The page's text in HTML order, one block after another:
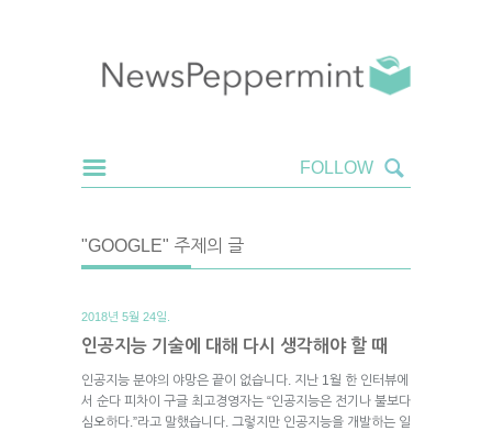
"GOOGLE" 주제의 글
2018년 5월 24일.
인공지능 기술에 대해 다시 생각해야 할 때
인공지능 분야의 야망은 끝이 없습니다. 지난 1월 한 인터뷰에
서 순다 피차이 구글 최고경영자는 “인공지능은 전기나 불보다
심오하다.”라고 말했습니다. 그렇지만 인공지능을 개발하는 일